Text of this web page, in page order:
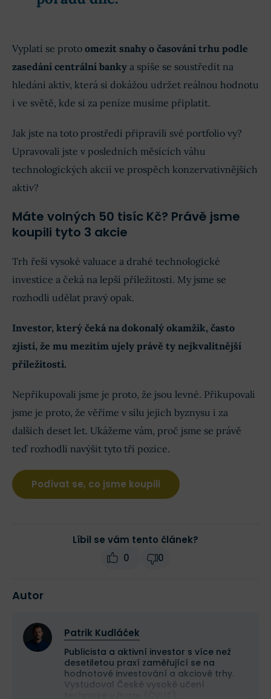
Vyplatí se proto omezit snahy o časování trhu podle
zasedání centrální banky a spíše se soustředit na
hledání aktiv, která si dokážou udržet reálnou hodnotu
i ve světě, kde si za peníze musíme připlatit.
Jak jste na toto prostředí připravili své portfolio vy?
Upravovali jste v posledních měsících váhu
technologických akcií ve prospěch konzervativnějších
aktiv?
Máte volných 50 tisíc Kč? Právě jsme
koupili tyto 3 akcie
Trh řeší vysoké valuace a drahé technologické
investice a čeká na lepší příležitosti. My jsme se
rozhodli udělat pravý opak.
Investor, který čeká na dokonalý okamžik, často
zjistí, že mu mezitím ujely právě ty nejkvalitnější
příležitosti.
Nepřikupovali jsme je proto, že jsou levné. Přikupovali
jsme je proto, že věříme v sílu jejich byznysu i za
dalších deset let. Ukážeme vám, proč jsme se právě
teď rozhodli navýšit tyto tři pozice.
Podívat se, co jsme koupili
Líbil se vám tento článek?
0
0
Autor
Patrik Kudláček
Publicista a aktivní investor s více než
desetiletou praxí zaměřující se na
hodnotové investování a akciové trhy.
Vystudoval České vysoké učení